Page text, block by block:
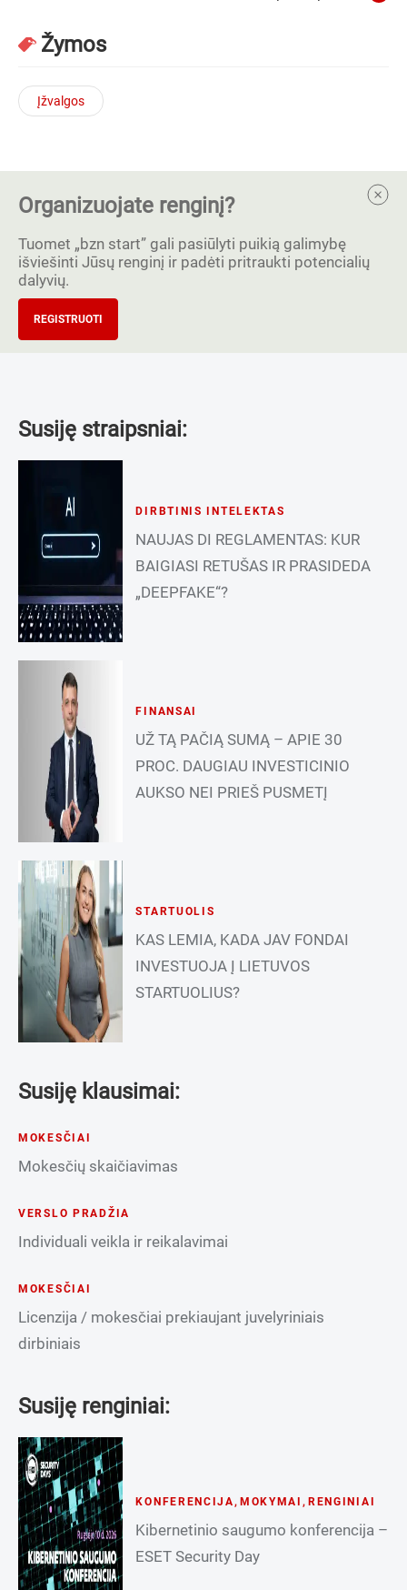
Žymos
Įžvalgos
Organizuojate renginį?
Tuomet „bzn start” gali pasiūlyti puikią galimybę
išviešinti Jūsų renginį ir padėti pritraukti potencialių
dalyvių.
REGISTRUOTI
Susiję straipsniai:
DIRBTINIS INTELEKTAS
NAUJAS DI REGLAMENTAS: KUR
BAIGIASI RETUŠAS IR PRASIDEDA
„DEEPFAKE“?
FINANSAI
UŽ TĄ PAČIĄ SUMĄ – APIE 30
PROC. DAUGIAU INVESTICINIO
AUKSO NEI PRIEŠ PUSMETĮ
STARTUOLIS
KAS LEMIA, KADA JAV FONDAI
INVESTUOJA Į LIETUVOS
STARTUOLIUS?
Susiję klausimai:
MOKESČIAI
Mokesčių skaičiavimas
VERSLO PRADŽIA
Individuali veikla ir reikalavimai
MOKESČIAI
Licenzija / mokesčiai prekiaujant juvelyriniais
dirbiniais
Susiję renginiai:
KONFERENCIJA , MOKYMAI , RENGINIAI
Kibernetinio saugumo konferencija –
ESET Security Day